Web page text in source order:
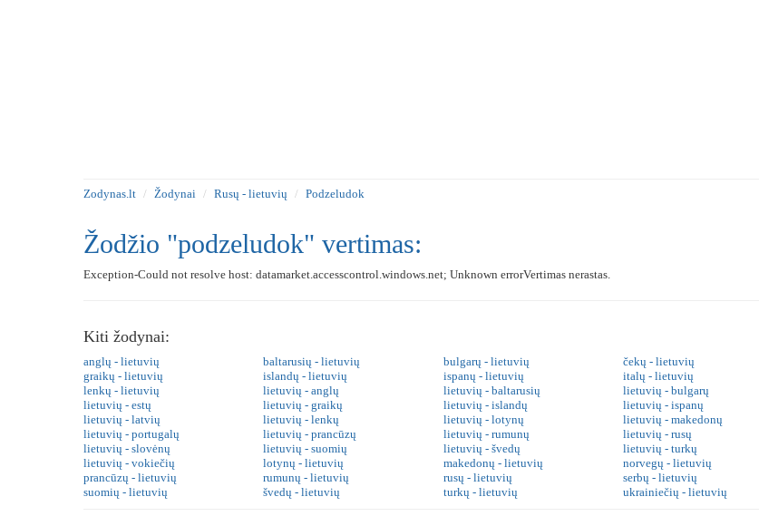
Zodynas.lt Žodynai Rusų - lietuvių Podzeludok
Žodžio "podzeludok" vertimas:
Exception-Could not resolve host: datamarket.accesscontrol.windows.net; Unknown errorVertimas nerastas.
Kiti žodynai:
anglų - lietuvių baltarusių - lietuvių bulgarų - lietuvių čekų - lietuvių
graikų - lietuvių
islandų - lietuvių ispanų - lietuvių italų - lietuvių
lenkų - lietuvių
lietuvių - anglų lietuvių - baltarusių lietuvių - bulgarų
lietuvių - estų
lietuvių - graikų lietuvių - islandų lietuvių - ispanų
lietuvių - latvių
lietuvių - lenkų lietuvių - lotynų lietuvių - makedonų
lietuvių - portugalų
lietuvių - prancūzų lietuvių - rumunų lietuvių - rusų
lietuvių - slovėnų
lietuvių - suomių lietuvių - švedų lietuvių - turkų
lietuvių - vokiečių
lotynų - lietuvių makedonų - lietuvių norvegų - lietuvių
prancūzų - lietuvių
rumunų - lietuvių rusų - lietuvių serbų - lietuvių
suomių - lietuvių
švedų - lietuvių turkų - lietuvių ukrainiečių - lietuvių